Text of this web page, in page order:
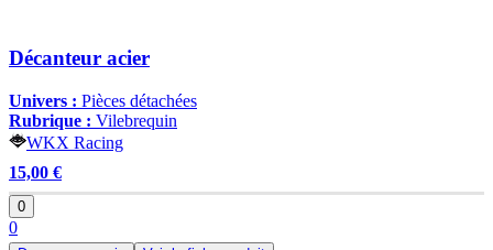
Décanteur acier
Univers : Pièces détachées
Rubrique : Vilebrequin
WKX Racing
15,00 €
0
0